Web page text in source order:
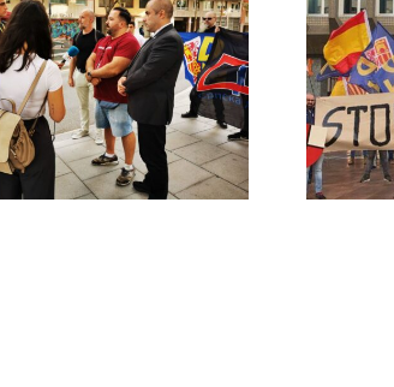
Crónica acto DN
contra la invasión
migratoria y el
gran reemplazo
MADRID 4 DE NOVIEMBRE